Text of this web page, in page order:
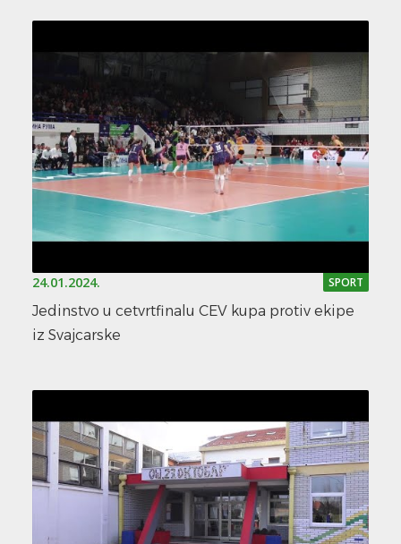
24.01.2024. SPORT
Jedinstvo u cetvrtfinalu CEV kupa protiv ekipe
iz Svajcarske